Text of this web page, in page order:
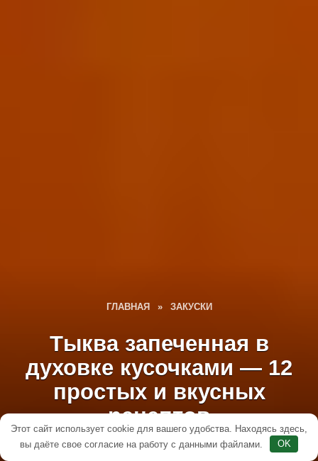
ГЛАВНАЯ » ЗАКУСКИ
Тыква запеченная в
духовке кусочками — 12
простых и вкусных
рецептов
Этот сайт использует cookie для вашего удобства. Находясь здесь,
вы даёте свое согласие на работу с данными файлами.
OK